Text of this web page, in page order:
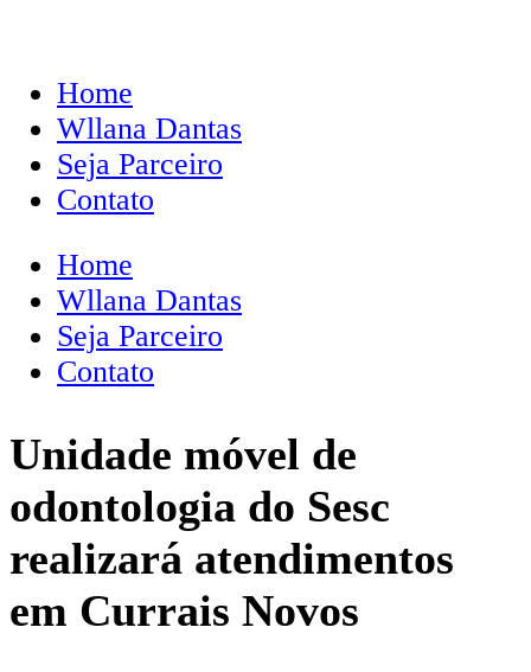
Home
Wllana Dantas
Seja Parceiro
Contato
Home
Wllana Dantas
Seja Parceiro
Contato
Unidade móvel de
odontologia do Sesc
realizará atendimentos
em Currais Novos